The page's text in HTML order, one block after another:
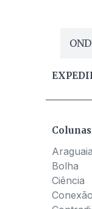
Bolha
Ciência
Conexão